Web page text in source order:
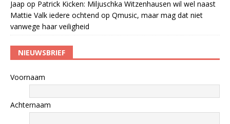
Jaap op Patrick Kicken: Miljuschka Witzenhausen wil wel naast
Mattie Valk iedere ochtend op Qmusic, maar mag dat niet
vanwege haar veiligheid
NIEUWSBRIEF
Voornaam
Achternaam